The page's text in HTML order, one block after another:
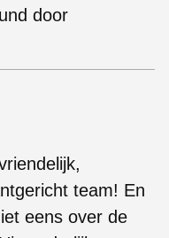
door
team! En
eens over de